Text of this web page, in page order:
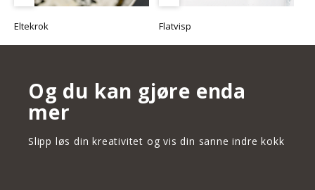
Eltekrok Flatvisp
Og du kan gjøre enda
mer
Slipp løs din kreativitet og vis din sanne indre kokk